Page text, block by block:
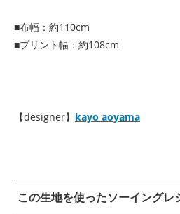
■布幅：約110cm
■プリント幅：約108cm
【designer】 kayo aoyama
この生地を使ったソーイングレ